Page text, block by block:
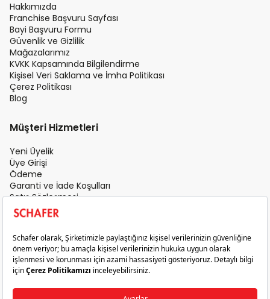
Hakkımızda
Franchise Başvuru Sayfası
Bayi Başvuru Formu
Güvenlik ve Gizlilik
Mağazalarımız
KVKK Kapsamında Bilgilendirme
Kişisel Veri Saklama ve İmha Politikası
Çerez Politikası
Blog
Müşteri Hizmetleri
Yeni Üyelik
Üye Girişi
Ödeme
Garanti ve İade Koşulları
Satış Sözleşmesi
Üyelik Sözleşmesi
İletişim
Teslimat Koşulları
Gizlilik ve Güvenlik
Sık Sorulan Sorular
Satış Sonrası Hizmet